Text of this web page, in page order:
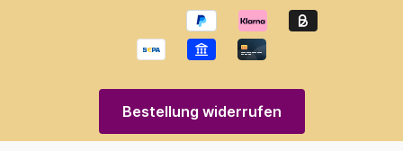
Bestellung widerrufen